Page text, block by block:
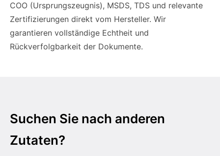
COO (Ursprungszeugnis), MSDS, TDS und relevante
Zertifizierungen direkt vom Hersteller. Wir
garantieren vollständige Echtheit und
Rückverfolgbarkeit der Dokumente.
Suchen Sie nach anderen
Zutaten?